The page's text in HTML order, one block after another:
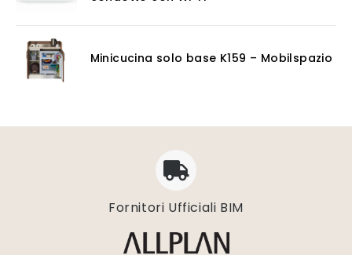
Minicucina solo base K159 – Mobilspazio
Fornitori Ufficiali BIM